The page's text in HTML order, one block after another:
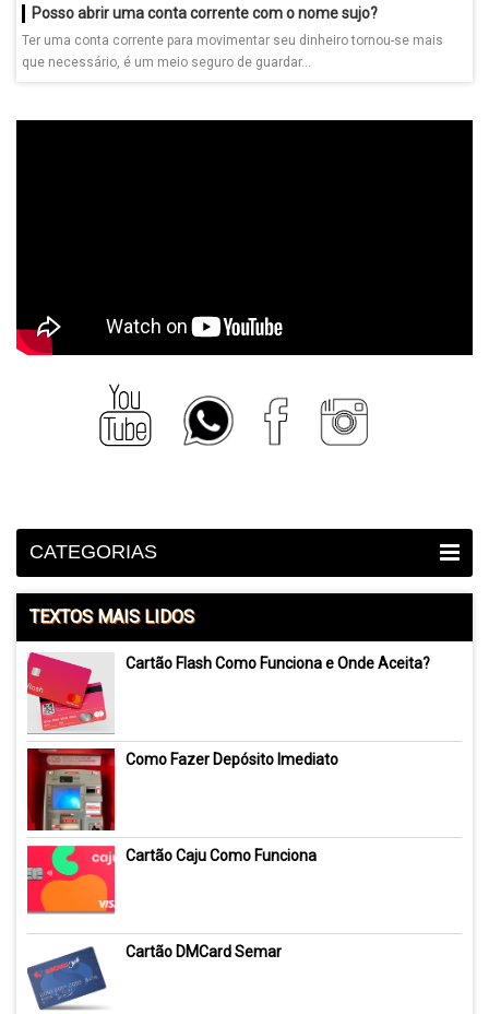
Posso abrir uma conta corrente com o nome sujo?
Ter uma conta corrente para movimentar seu dinheiro tornou-se mais
que necessário, é um meio seguro de guardar...
CATEGORIAS
TEXTOS MAIS LIDOS
Cartão Flash Como Funciona e Onde Aceita?
Como Fazer Depósito Imediato
Cartão Caju Como Funciona
Cartão DMCard Semar